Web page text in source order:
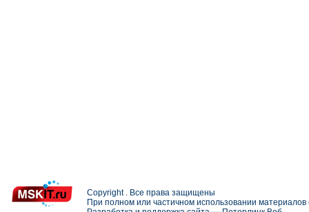
Copyright . Все права защищены
При полном или частичном использовании